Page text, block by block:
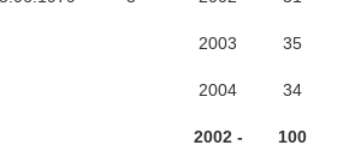
2003
2004
2002 -
35
34
100